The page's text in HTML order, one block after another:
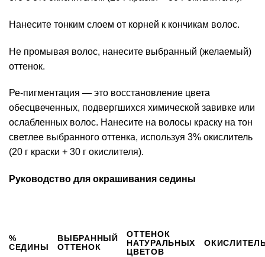
Нанесите тонким слоем от корней к кончикам волос.
Не промывая волос, нанесите выбранный (желаемый)
оттенок.
Ре-пигментация — это восстановление цвета
обесцвеченных, подвергшихся химической завивке или
ослабленных волос. Нанесите на волосы краску на тон
светлее выбранного оттенка, используя 3% окислитель
(20 г краски + 30 г окислителя).
Руководство для окрашивания седины
%
СЕДИНЫ
ВЫБРАННЫЙ
ОТТЕНОК
ОТТЕНОК
НАТУРАЛЬНЫХ
ЦВЕТОВ